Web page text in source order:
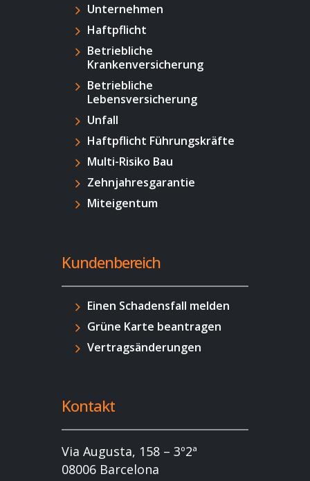
Unternehmen
Haftpflicht
Betriebliche
Krankenversicherung
Betriebliche
Lebensversicherung
Unfall
Haftpflicht Führungskräfte
Multi-Risiko Bau
Zehnjahresgarantie
Miteigentum
Kundenbereich
Einen Schadensfall melden
Grüne Karte beantragen
Vertragsänderungen
Kontakt
Via Augusta, 158 – 3º2ª
08006 Barcelona